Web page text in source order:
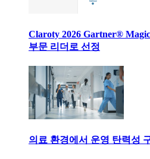
Claroty 2026 Gartner®
부문 리더로 선정
의료 환경에서 운영 탄력성